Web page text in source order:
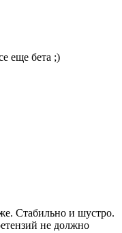
еще бета ;)
Стабильно и шустро.
не должно